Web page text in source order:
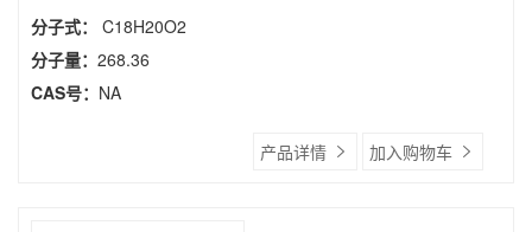
分子式： C18H20O2
分子量： 268.36
CAS号： NA
产品详情 加入购物车